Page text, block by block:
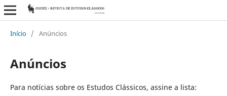
Início / Anúncios
Anúncios
Para notícias sobre os Estudos Clássicos, assine a lista: